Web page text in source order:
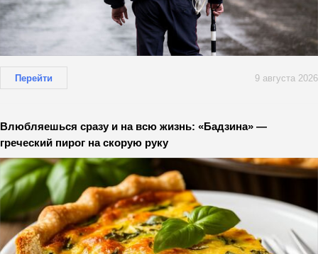
Перейти 9 августа 2026
Влюбляешься сразу и на всю жизнь: «Бадзина» —
греческий пирог на скорую руку